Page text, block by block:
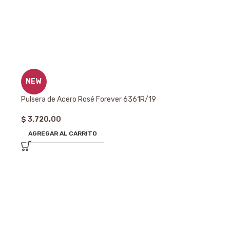
NEW
Pulsera de Acero Rosé Forever 6361R/19
$ 3.720,00
AGREGAR AL CARRITO